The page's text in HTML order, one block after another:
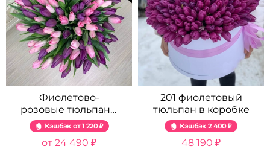
Фиолетово-
розовые тюльпаны
в коробке от 101 шт.
Кэшбэк 1 220 ₽
24 490 ₽
201 фиолетовый
тюльпан в коробке
Кэшбэк 2 400 ₽
48 190 ₽